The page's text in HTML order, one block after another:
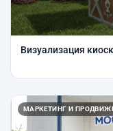
Визуализация
МАРКЕТИНГ И